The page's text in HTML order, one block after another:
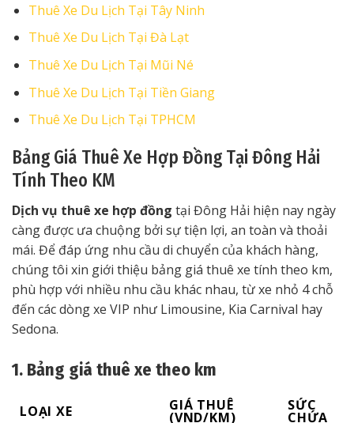
Thuê Xe Du Lịch Tại Tây Ninh
Thuê Xe Du Lịch Tại Đà Lạt
Thuê Xe Du Lịch Tại Mũi Né
Thuê Xe Du Lịch Tại Tiền Giang
Thuê Xe Du Lịch Tại TPHCM
Bảng Giá Thuê Xe Hợp Đồng Tại Đông Hải
Tính Theo KM
Dịch vụ thuê xe hợp đồng tại Đông Hải hiện nay ngày
càng được ưa chuộng bởi sự tiện lợi, an toàn và thoải
mái. Để đáp ứng nhu cầu di chuyển của khách hàng,
chúng tôi xin giới thiệu bảng giá thuê xe tính theo km,
phù hợp với nhiều nhu cầu khác nhau, từ xe nhỏ 4 chỗ
đến các dòng xe VIP như Limousine, Kia Carnival hay
Sedona.
1. Bảng giá thuê xe theo km
LOẠI XE GIÁ THUÊ
(VND/KM)
SỨC
CHỨA